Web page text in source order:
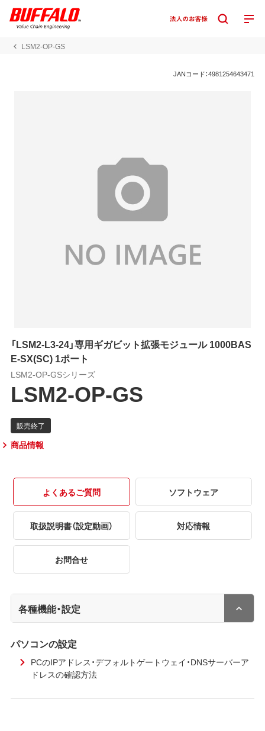
LSM2-OP-GS
JANコード：4981254643471
「LSM2-L3-24」専用ギガビット拡張モジュール 1000BAS
E-SX(SC) 1ポート
LSM2-OP-GSシリーズ
LSM2-OP-GS
商品情報
よくあるご質問 ソフトウェア
取扱説明書（設定動画） 対応情報
お問合せ
各種機能・設定
パソコンの設定
PCのIPアドレス・デフォルトゲートウェイ・DNSサーバーア
ドレスの確認方法